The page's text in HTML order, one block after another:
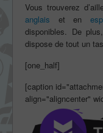
Vous trouverez
anglais et en
disponibles. De
dispose de tout un tas
[one_half]
[caption
align="aligncenter"